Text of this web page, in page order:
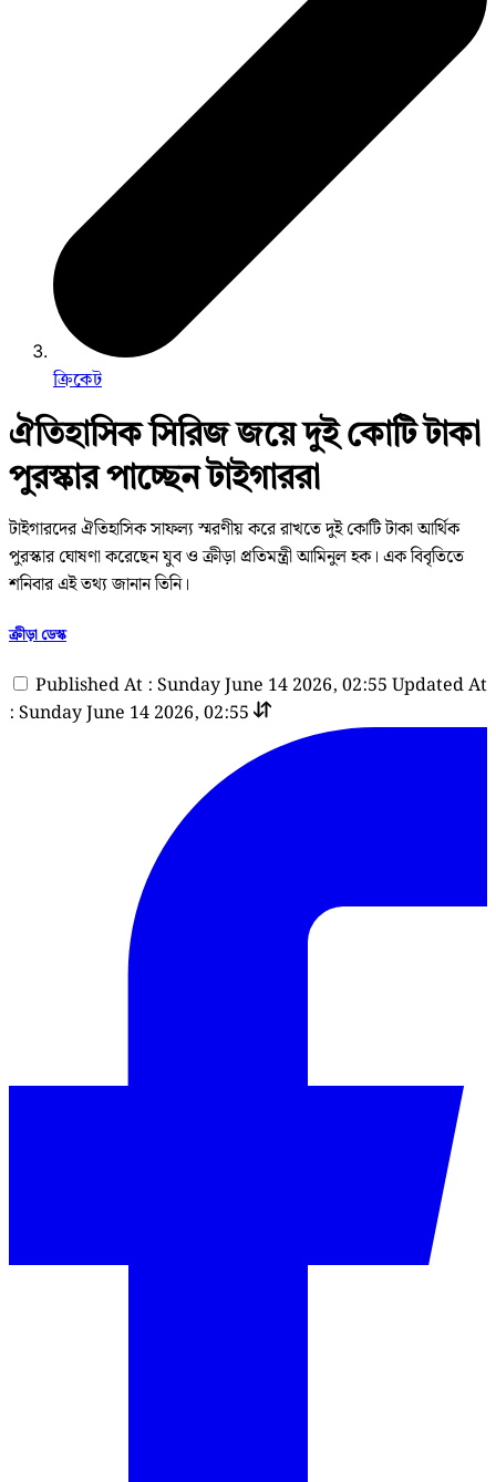
ক্রিকেট
ঐতিহাসিক সিরিজ জয়ে দুই কোটি টাকা
পুরস্কার পাচ্ছেন টাইগাররা
টাইগারদের ঐতিহাসিক সাফল্য স্মরণীয় করে রাখতে দুই কোটি টাকা আর্থিক
পুরস্কার ঘোষণা করেছেন যুব ও ক্রীড়া প্রতিমন্ত্রী আমিনুল হক। এক বিবৃতিতে
শনিবার এই তথ্য জানান তিনি।
ক্রীড়া ডেস্ক
Published At : Sunday June 14 2026, 02:55 Updated At
: Sunday June 14 2026, 02:55